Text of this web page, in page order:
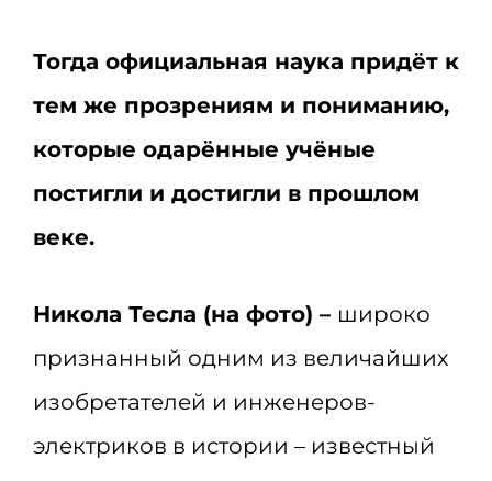
Тогда официальная наука придёт к
тем же прозрениям и пониманию,
которые одарённые учёные
постигли и достигли в прошлом
веке.
Никола Тесла (на фото) – широко
признанный одним из величайших
изобретателей и инженеров-
электриков в истории – известный